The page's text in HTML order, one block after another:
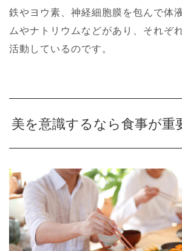
鉄やヨウ素、神経細胞膜を包んで体
ムやナトリウムなどがあり、それぞ
活動しているのです。
美を意識するなら食事が重